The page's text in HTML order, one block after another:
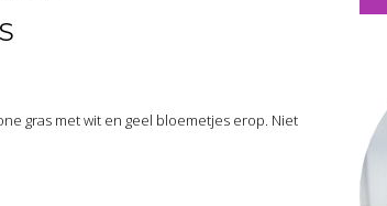
gras met wit en geel bloemetjes erop. Niet